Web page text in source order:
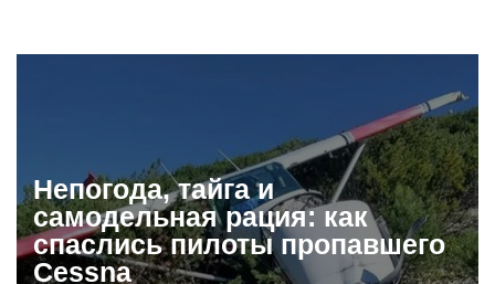
Непогода, тайга и
самодельная рация: как
спаслись пилоты пропавшего
Cessna